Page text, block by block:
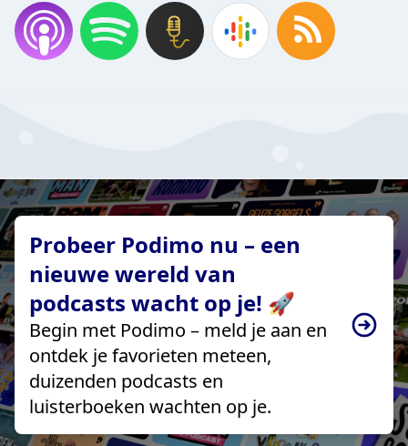
Probeer Podimo nu – een
nieuwe wereld van
podcasts wacht op je! 🚀
Begin met Podimo – meld je aan en
ontdek je favorieten meteen,
duizenden podcasts en
luisterboeken wachten op je.